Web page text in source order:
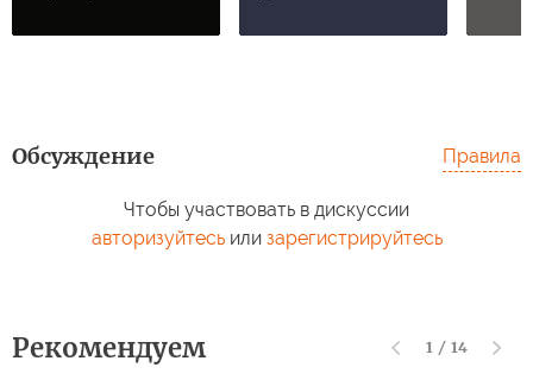
Обсуждение Правила
Чтобы участвовать в дискуссии
авторизуйтесьили зарегистрируйтесь
Рекомендуем 1 / 14